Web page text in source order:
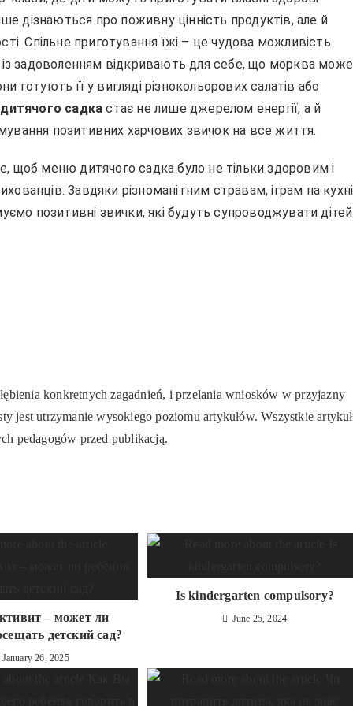
дізнаються про поживну цінність продуктів, але й
Спільне приготування їжі – це чудова можливість
із задоволенням відкривають для себе, що морква може
її у вигляді різнокольорових салатів або
садка стає не лише джерелом енергії, а й
позитивних харчових звичок на все життя.
щоб меню дитячого садка було не тільки здоровим і
Завдяки різноманітним стравам, іграм на кухні
позитивні звички, які будуть супроводжувати дітей
konkretnych zagadnień, i przelania wniosków w przyjazny
jest utrzymanie wysokiego poziomu artykułów. Wszystkie
pedagogów przed publikacją.
– может ли
детский сад?
January 26, 2025
Is kindergarten compulsory?
June 25, 2024